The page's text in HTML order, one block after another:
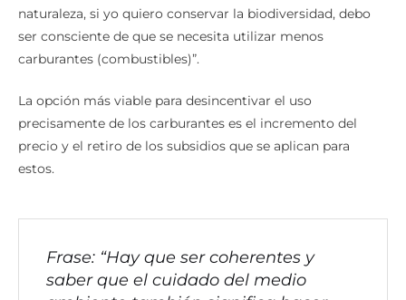
naturaleza, si yo quiero conservar la biodiversidad, debo
ser consciente de que se necesita utilizar menos
carburantes (combustibles)”.
La opción más viable para desincentivar el uso
precisamente de los carburantes es el incremento del
precio y el retiro de los subsidios que se aplican para
estos.
Frase: “Hay que ser coherentes y
saber que el cuidado del medio